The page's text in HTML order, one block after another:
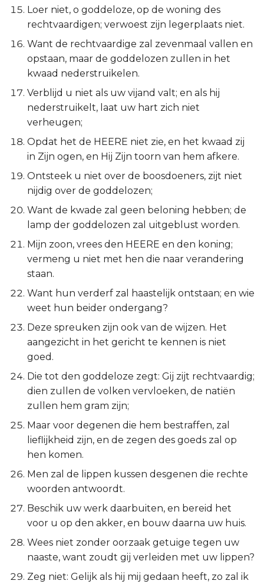
1 Johannes
2 Johannes
3 Johannes
Judas
Openbaring
Loer niet, o goddeloze, op de woning des
rechtvaardigen; verwoest zijn legerplaats niet.
Want de rechtvaardige zal zevenmaal vallen en
opstaan, maar de goddelozen zullen in het
kwaad nederstruikelen.
Verblijd u niet als uw vijand valt; en als hij
nederstruikelt, laat uw hart zich niet
verheugen;
Opdat het de HEERE niet zie, en het kwaad zij
in Zijn ogen, en Hij Zijn toorn van hem afkere.
Ontsteek u niet over de boosdoeners, zijt niet
nijdig over de goddelozen;
Want de kwade zal geen beloning hebben; de
lamp der goddelozen zal uitgeblust worden.
Mijn zoon, vrees den HEERE en den koning;
vermeng u niet met hen die naar verandering
staan.
Want hun verderf zal haastelijk ontstaan; en wie
weet hun beider ondergang?
Deze spreuken zijn ook van de wijzen. Het
aangezicht in het gericht te kennen is niet
goed.
Die tot den goddeloze zegt: Gij zijt rechtvaardig;
dien zullen de volken vervloeken, de natiën
zullen hem gram zijn;
Maar voor degenen die hem bestraffen, zal
lieflijkheid zijn, en de zegen des goeds zal op
hen komen.
Men zal de lippen kussen desgenen die rechte
woorden antwoordt.
Beschik uw werk daarbuiten, en bereid het
voor u op den akker, en bouw daarna uw huis.
Wees niet zonder oorzaak getuige tegen uw
naaste, want zoudt gij verleiden met uw lippen?
Zeg niet: Gelijk als hij mij gedaan heeft, zo zal ik